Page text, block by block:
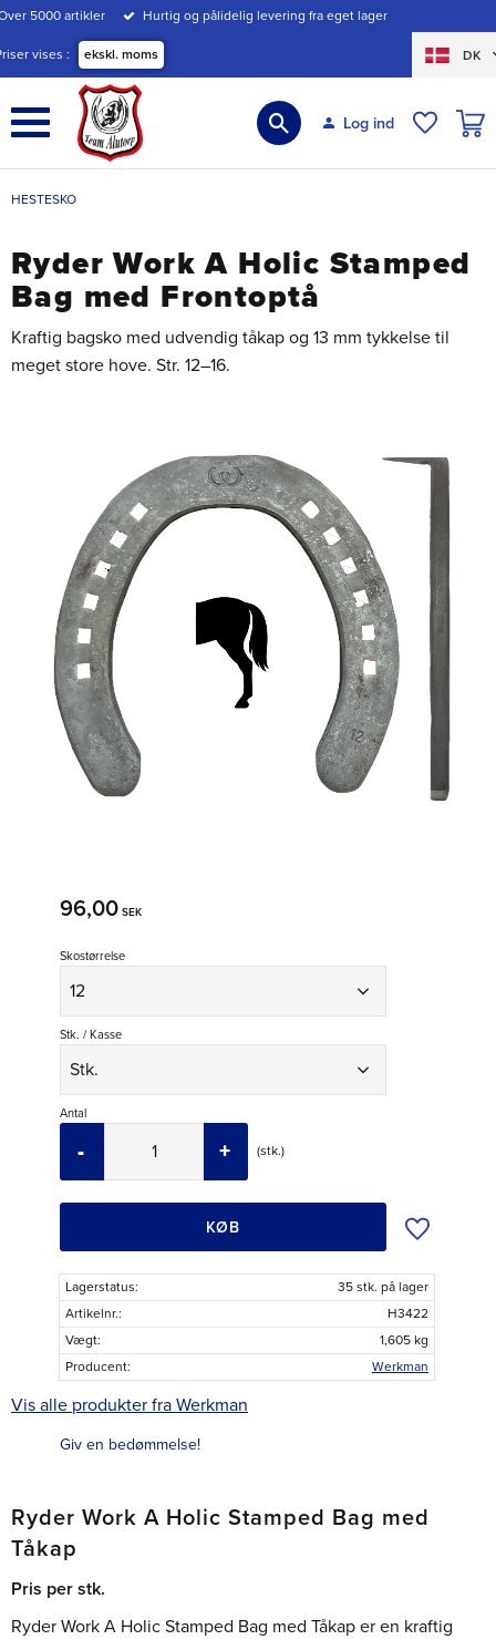
Menu
5000 artikler Hurtig og pålidelig levering fra eget lager
vises ekskl. moms DK
Log ind
HESTESKO
Ryder Work A Holic Stamped
Bag med Frontoptå
Kraftig bagsko med udvendig tåkap og 13 mm tykkelse til
meget store hove. Str. 12–16.
96,00 SEK
Skostørrelse
Stk. / Kasse
Antal
stk.
+
-
KØB Tilføj til
Lagerstatus
35 stk. på lager
Artikelnr.
H3422
Vægt
1,605 kg
Producent
Werkman
Vis alle produkter fra Werkman
Giv en bedømmelse!
Ryder Work A Holic Stamped Bag med
Tåkap
Pris per stk.
Ryder Work A Holic Stamped Bag med Tåkap er en kraftig